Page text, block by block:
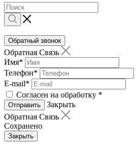
Обратный звонок
Обратная Связь
Имя*
Телефон*
E-mail*
Согласен на обработку *
Отправить
Закрыть
Обратная Связь
Сохранено
Закрыть